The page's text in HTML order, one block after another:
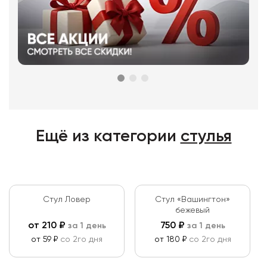
Ещё из категории стулья
Стул Ловер
от 210₽ за 1 день
от 59 ₽ со 2го дня
Стул «Вашингтон»
бежевый
750₽ за 1 день
от 180 ₽ со 2го дня